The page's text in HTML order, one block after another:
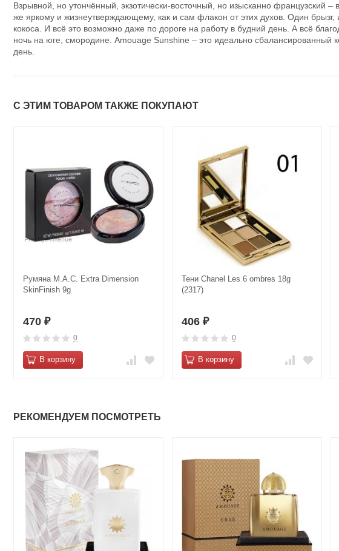
Взрывной, но утончённый, экзотически-восточный, но изысканно французский
же яркому и жизнеутверждающему, как и сам флакон от этих духов. Один
кокоса. И всё это возможно даже по дороге на работу в будний день. А всё
ночь на юге, смородине. Amouage Sunshine – это идеально сбалансированный
день.
С ЭТИМ ТОВАРОМ ТАКЖЕ ПОКУПАЮТ
Румяна M.А.C. Extra Dimensiоn
SkinFinish 9g
470 ₽
0
В корзину
Тени Сhanеl Les 6 ombres 18g
(2317)
406 ₽
0
В корзину
РЕКОМЕНДУЕМ ПОСМОТРЕТЬ